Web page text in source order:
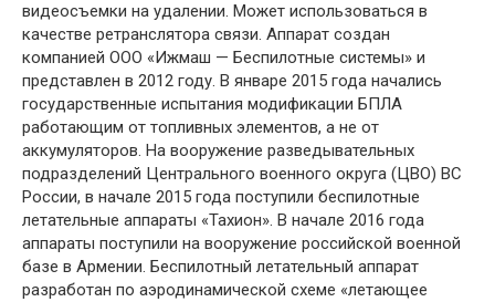
видеосъемки на удалении. Может использоваться в
качестве ретранслятора связи. Аппарат создан
компанией ООО «Ижмаш — Беспилотные системы» и
представлен в 2012 году. В январе 2015 года начались
государственные испытания модификации БПЛА
работающим от топливных элементов, а не от
аккумуляторов. На вооружение разведывательных
подразделений Центрального военного округа (ЦВО) ВС
России, в начале 2015 года поступили беспилотные
летательные аппараты «Тахион». В начале 2016 года
аппараты поступили на вооружение российской военной
базе в Армении. Беспилотный летательный аппарат
разработан по аэродинамической схеме «летающее